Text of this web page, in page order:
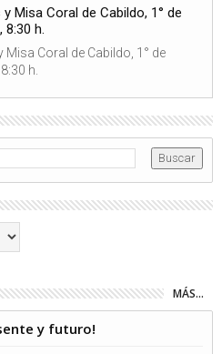
Misa Coral de Cabildo, 1° de
h.
Misa Coral de Cabildo, 1° de
h.
MÁS...
y futuro!